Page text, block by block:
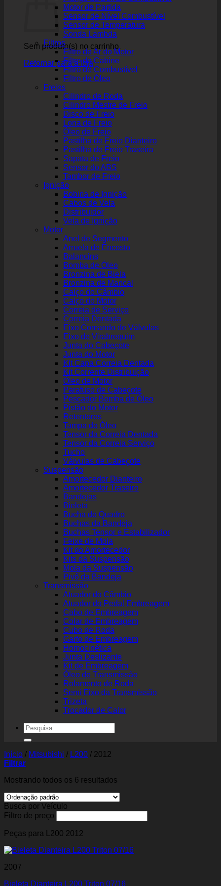
Sem produto(s) no carrinho.
Retornar para a loja
Motor de Partida
Sensor de Nível Combustível
Sensor de Temperatura
Sonda Lambda
Filtros
Filtro de Ar do Motor
Filtro de Cabine
Filtro de Combustível
Filtro de Óleo
Freios
Cilindro de Roda
Cilindro Mestre de Freio
Disco de Freio
Lona de Freio
Óleo de Freio
Pastilha de Freio Dianteiro
Pastilha de Freio Traseira
Sapata de Freio
Sensor do ABS
Tambor de Freio
Ignição
Bobina de Ignição
Cabos de Vela
Distribuidor
Vela de Ignição
Motor
Anel de Segmento
Arruela de Encosto
Balancins
Bomba de Óleo
Bronzina de Biela
Bronzina de Mancal
Calço do Câmbio
Calço do Motor
Correia de Serviço
Correia Dentada
Eixo Comando de Válvulas
Eixo de Virabrequim
Junta do Cabeçote
Junta do Motor
Kit Capa Correia Dentada
Kit Corrente Distribuição
Óleo de Motor
Parafuso de Cabeçote
Pescador Bomba de Óleo
Pistão do Motor
Retentores
Tampa do Óleo
Tensor da Correia Dentada
Tensor da Correia Serviço
Tucho
Válvulas de Cabeçote
Suspensão
Amortecedor Dianteiro
Amortecedor Traseiro
Bandejas
Bieleta
Bucha do Quadro
Buchas da Bandeja
Buchas Tensor e Estabilizador
Feixe de Mola
Kit do Amortecedor
Kits da Suspensão
Mola da Suspensão
Pivô da Bandeja
Transmissão
Atuador do Câmbio
Atuador do Pedal Embreagem
Cabo de Embreagem
Colar de Embreagem
Cubo de Roda
Garfo de Embreagem
Homocinética
Junta Deslizante
Kit de Embreagem
Óleo de Transmissão
Rolamento de Roda
Semi Eixo da Transmissão
Trizeta
Trocador de Calor
Pesquisar
por:
Início / Mitsubishi / L200 / 2012
Filtrar
Mostrando todos os 6 resultados
Busca por Veículo
Filtro de preço
Peças para L200 2012
2007
Bieleta Dianteira L200 Triton 07/16